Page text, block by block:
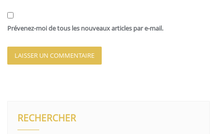
Prévenez-moi de tous les nouveaux articles par e-mail.
RECHERCHER